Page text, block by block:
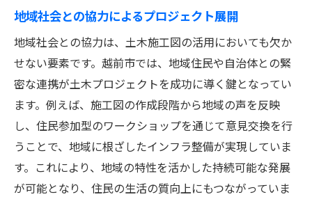
地域社会との協力によるプロジェクト展開
地域社会との協力は、土木施工図の活用においても欠か
せない要素です。越前市では、地域住民や自治体との緊
密な連携が土木プロジェクトを成功に導く鍵となってい
ます。例えば、施工図の作成段階から地域の声を反映
し、住民参加型のワークショップを通じて意見交換を行
うことで、地域に根ざしたインフラ整備が実現していま
す。これにより、地域の特性を活かした持続可能な発展
が可能となり、住民の生活の質向上にもつながっていま